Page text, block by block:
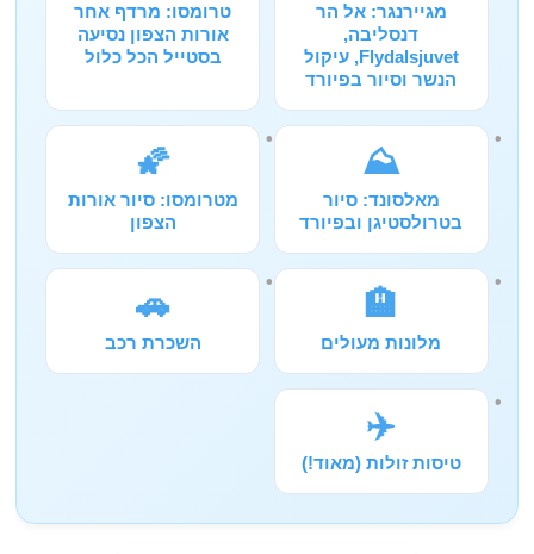
מגיירנגר: אל הר
דנסליבה,
Flydalsjuvet, עיקול
הנשר וסיור בפיורד
טרומסו: מרדף אחר
אורות הצפון נסיעה
בסטייל הכל כלול
⛰️
מאלסונד: סיור
בטרולסטיגן ובפיורד
🌠
מטרומסו: סיור אורות
הצפון
🏨
מלונות מעולים
🚗
השכרת רכב
✈️
טיסות זולות (מאוד!)